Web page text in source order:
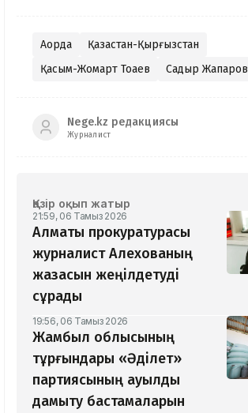
Ақорда
Қазақстан-Қырғызстан
Қасым-Жомарт Тоқаев
Садыр Жапаров
Nege.kz редакциясы
Журналист
Қазір оқып жатыр
21:59, 06 Тамыз 2026
Алматы прокуратурасы
журналист Алехованың
жазасын жеңілдетуді
сұрады
19:56, 06 Тамыз 2026
Жамбыл облысының
тұрғындары «Әділет»
партиясының ауылды
дамыту бастамаларын